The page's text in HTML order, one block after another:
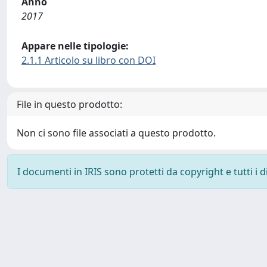
2017
Appare nelle tipologie:
2.1.1 Articolo su libro con DOI
File in questo prodotto:
Non ci sono file associati a questo prodotto.
I documenti in IRIS sono protetti da copyright e tutti i